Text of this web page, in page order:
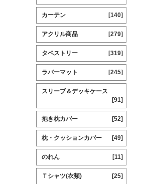
カーテン [140]
アクリル商品 [279]
タペストリー [319]
ラバーマット [245]
スリーブ＆デッキケース
[91]
抱き枕カバー [52]
枕・クッションカバー [49]
のれん [11]
Ｔシャツ(衣類) [25]